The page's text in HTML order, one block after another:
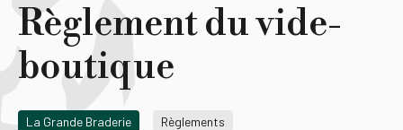
Mairie
Vie pratique
Actualités
Règlement du vide-
boutique
La Grande Braderie Règlements